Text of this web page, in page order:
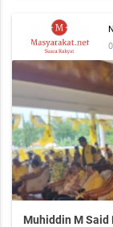
Muhiddin M Said